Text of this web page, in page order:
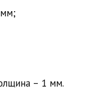
– 1 мм.